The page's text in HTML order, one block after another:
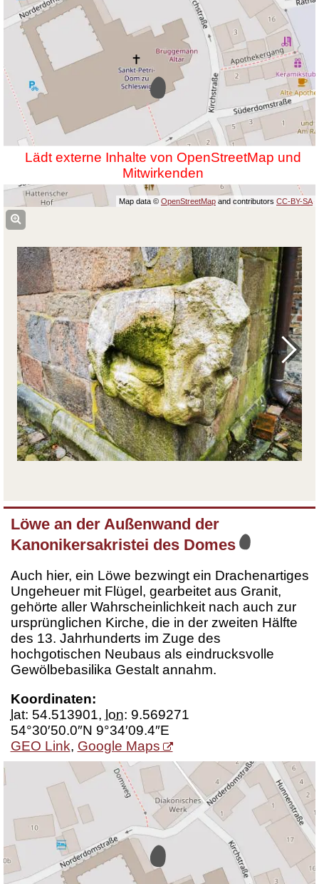
Map data © OpenStreetMap and contributors CC-BY-SA
Lädt externe Inhalte von OpenStreetMap und
Mitwirkenden
Löwe an der Außenwand der
Kanonikersakristei des Domes
Auch hier, ein Löwe bezwingt ein Drachenartiges
Ungeheuer mit Flügel, gearbeitet aus Granit,
gehörte aller Wahrscheinlichkeit nach auch zur
ursprünglichen Kirche, die in der zweiten Hälfte
des 13. Jahrhunderts im Zuge des
hochgotischen Neubaus als eindrucksvolle
Gewölbebasilika Gestalt annahm.
Koordinaten:
lat: 54.513901, lon: 9.569271
54°30′50.0″N 9°34′09.4″E
GEO Link, Google Maps